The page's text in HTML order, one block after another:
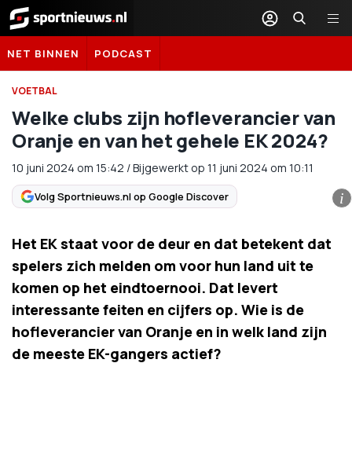
Sportnieuws.nl
NET BINNEN PODCAST
VOETBAL
Welke clubs zijn hofleverancier van
Oranje en van het gehele EK 2024?
10 juni 2024 om 15:42 /Bijgewerkt op 11 juni 2024 om 10:11
Volg Sportnieuws.nl op Google Discover i
Het EK staat voor de deur en dat betekent dat
spelers zich melden om voor hun land uit te
komen op het eindtoernooi. Dat levert
interessante feiten en cijfers op. Wie is de
hofleverancier van Oranje en in welk land zijn
de meeste EK-gangers actief?